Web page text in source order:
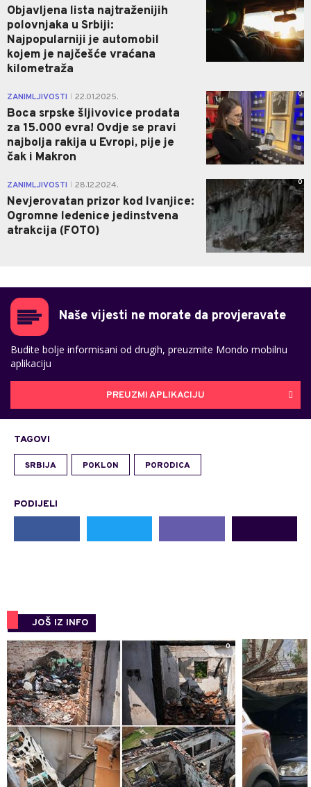
Objavljena lista najtraženijih
polovnjaka u Srbiji:
Najpopularniji je automobil
kojem je najčešće vraćana
kilometraža
ZANIMLJIVOSTI 22.01.2025.
Boca srpske šljivovice prodata
za 15.000 evra! Ovdje se pravi
najbolja rakija u Evropi, pije je
čak i Makron
0
ZANIMLJIVOSTI 28.12.2024.
Nevjerovatan prizor kod Ivanjice:
Ogromne ledenice jedinstvena
atrakcija (FOTO)
0
Naše vijesti ne morate da provjeravate
Budite bolje informisani od drugih, preuzmite Mondo mobilnu
aplikaciju
PREUZMI APLIKACIJU
TAGOVI
SRBIJA POKLON PORODICA
PODIJELI
JOŠ IZ INFO
0